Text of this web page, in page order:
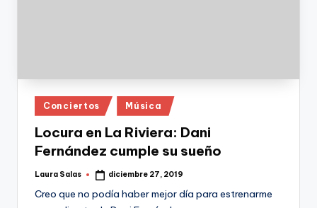
Publicado
en
Conciertos Música
Locura en La Riviera: Dani
Fernández cumple su sueño
Publicado
Laura Salas diciembre 27, 2019
Creo que no podía haber mejor día para estrenarme